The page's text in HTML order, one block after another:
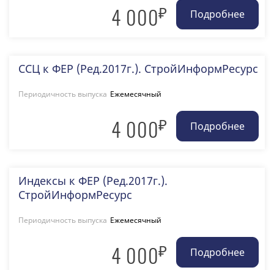
4 000₽
ССЦ к ФЕР (Ред.2017г.). СтройИнформРесурс
Периодичность выпуска Ежемесячный
4 000₽
Индексы к ФЕР (Ред.2017г.).
СтройИнформРесурс
Периодичность выпуска Ежемесячный
4 000₽